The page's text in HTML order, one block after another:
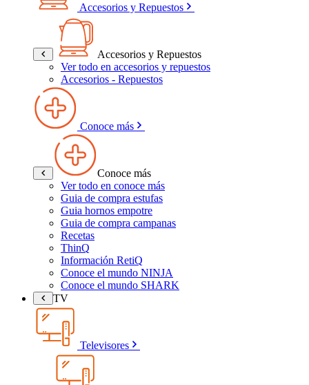
Accesorios y Repuestos
Accesorios y Repuestos
Ver todo en accesorios y repuestos
Accesorios - Repuestos
Conoce más
Conoce más
Ver todo en conoce más
Guia de compra estufas
Guia hornos empotre
Guia de compra campanas
Recetas
ThinQ
Información RetiQ
Conoce el mundo NINJA
Conoce el mundo SHARK
TV
Televisores